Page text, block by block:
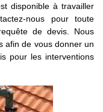
disponible à travailler
nous pour toute
de devis. Nous
afin de vous donner un
pour les interventions